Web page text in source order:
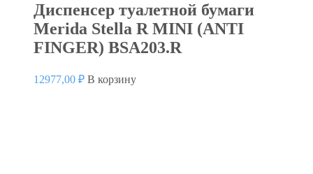
Диспенсер туалетной бумаги
Merida Stella R MINI (ANTI
FINGER) BSA203.R
12977,00 ₽ В корзину